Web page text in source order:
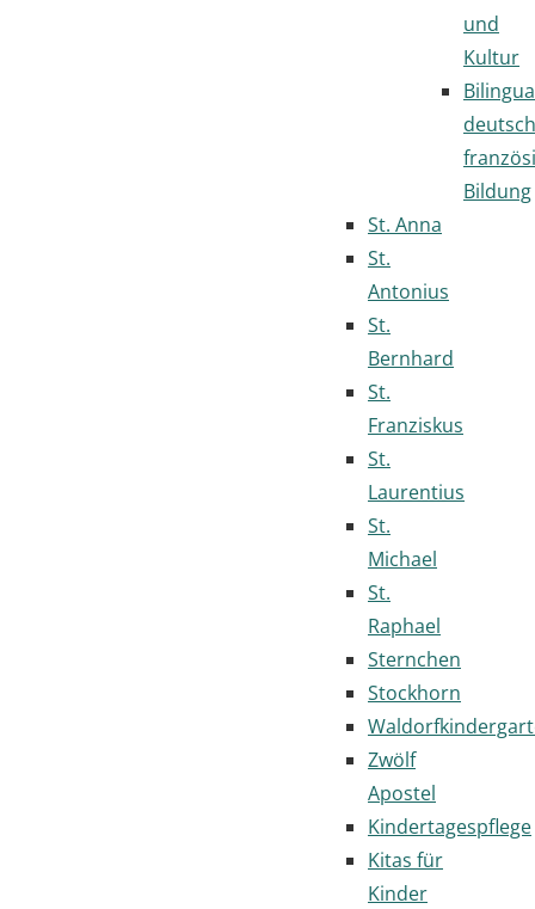
und
Kultur
deutsch
Bildung
St. Anna
St.
Antonius
St.
Bernhard
St.
Franziskus
St.
Laurentius
St.
Michael
St.
Raphael
Sternchen
Stockhorn
Zwölf
Apostel
Kindertagespflege
Kitas für
Kinder